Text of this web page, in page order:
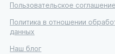
Пользовательское соглашение
Политика в отношении
данных
Наш блог